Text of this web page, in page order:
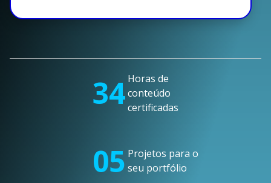
34 Horas de
conteúdo
certificadas
05 Projetos para o
seu portfólio